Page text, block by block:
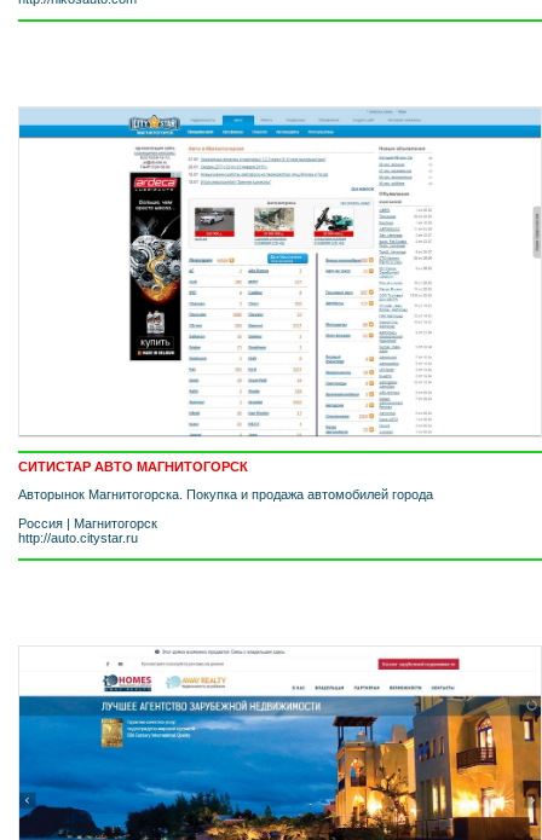
СИТИСТАР АВТО МАГНИТОГОРСК
Авторынок Магнитогорска. Покупка и продажа автомобилей города
Россия | Магнитогорск
http://auto.citystar.ru